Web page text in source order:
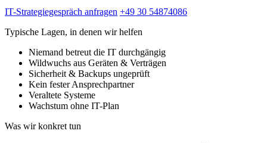
IT-Strategiegespräch anfragen +49 30 54874086
Typische Lagen, in denen wir helfen
Niemand betreut die IT durchgängig
Wildwuchs aus Geräten & Verträgen
Sicherheit & Backups ungeprüft
Kein fester Ansprechpartner
Veraltete Systeme
Wachstum ohne IT-Plan
Was wir konkret tun